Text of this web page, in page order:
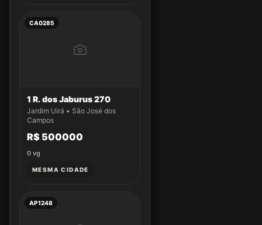
CA0285
1 R. dos Jaburus 270
Jardim Uirá • São José dos
Campos
R$ 500000
0 vg
MESMA CIDADE
AP1248